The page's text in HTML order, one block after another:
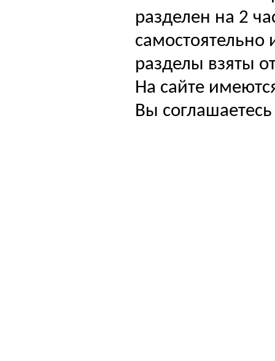
разделен на 2
самостоятельно
разделы взяты
На сайте
Вы